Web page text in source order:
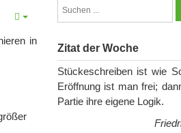
in
Zitat der Woche
Stückeschreiben ist wie
Eröffnung ist man frei;
Partie ihre eigene Logik.